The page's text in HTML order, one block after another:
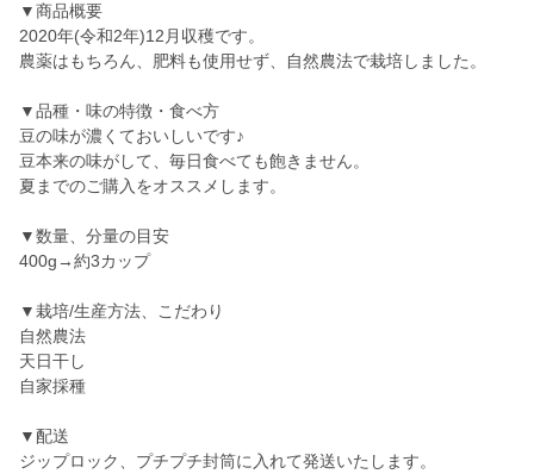
▼商品概要
2020年(令和2年)12月収穫です。
農薬はもちろん、肥料も使用せず、自然農法で栽培しました。
▼品種・味の特徴・食べ方
豆の味が濃くておいしいです♪
豆本来の味がして、毎日食べても飽きません。
夏までのご購入をオススメします。
▼数量、分量の目安
400g→約3カップ
▼栽培/生産方法、こだわり
自然農法
天日干し
自家採種
▼配送
ジップロック、プチプチ封筒に入れて発送いたします。